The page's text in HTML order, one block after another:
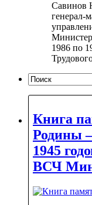
Савинов
генерал-
1986 по
Книга
Родины
1945
ВСЧ